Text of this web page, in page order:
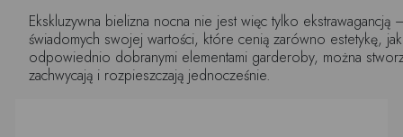
Ekskluzywna bielizna nocna nie jest więc tylko
świadomych swojej wartości, które cenią zarówno estetykę,
odpowiednio dobranymi elementami garderoby, można
zachwycają i rozpieszczają jednocześnie.